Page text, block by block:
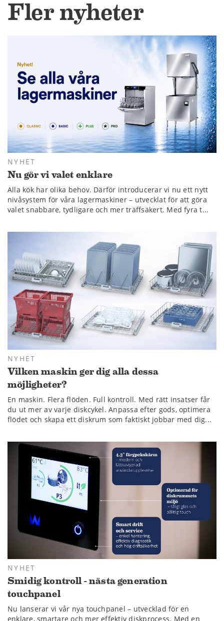
Fler nyheter
NYHET
Nu gör vi valet enklare
Alla kök har olika behov. Därför introducerar vi nu ett nytt
nivåsystem för våra lagermaskiner – utvecklat för att göra
valet snabbare, tydligare och mer träffsäkert. Med fyra t...
NYHET
Vilken maskin ger dig alla dessa
möjligheter?
En maskin. Flera flöden. Full kontroll. Med rätt insatser får
du ut mer av varje diskcykel. Anpassa efter gods, optimera
flödet och skapa ett diskrum som faktiskt jobbar med dig...
NYHET
Smidig kontroll - nästa generation
touchpanel
Nu lanserar vi vår nya touchpanel – utvecklad för en
enklare, smartare och mer effektiv diskprocess. Med en